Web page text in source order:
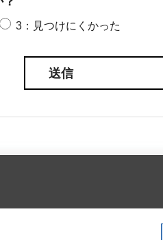
3：見つけにくかった